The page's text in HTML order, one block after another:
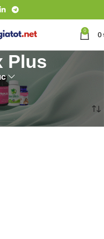
0 0
Plus
Hiển thị kết quả duy nhất